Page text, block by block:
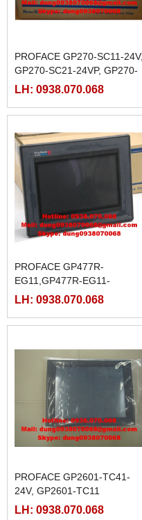
PROFACE GP270-SC11-24V,
GP270-SC21-24VP, GP270-
SC31-24V
LH: 0938.070.068
PROFACE GP477R-
EG11,GP477R-EG11-
M,GP477R-EG41-
LH: 0938.070.068
PROFACE GP2601-TC41-
24V, GP2601-TC11
LH: 0938.070.068